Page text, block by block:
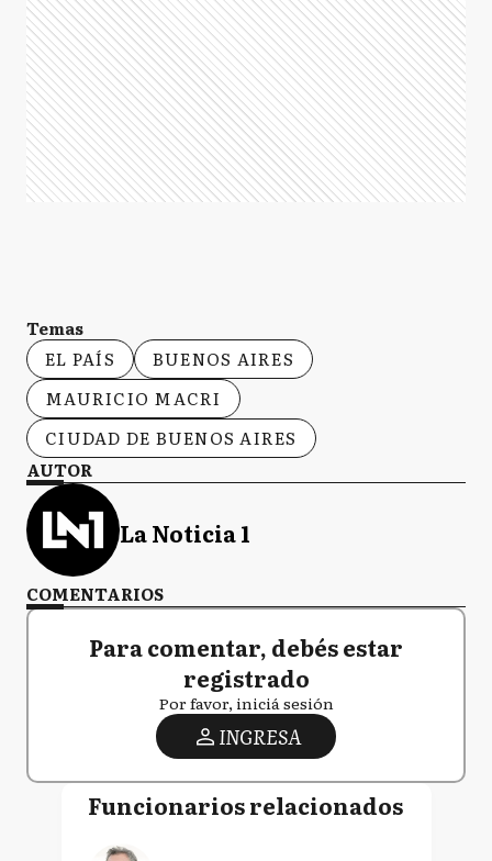
Temas
EL PAÍS
BUENOS AIRES
MAURICIO MACRI
CIUDAD DE BUENOS AIRES
AUTOR
La Noticia 1
COMENTARIOS
Para comentar, debés estar
registrado
Por favor, iniciá sesión
INGRESA
Funcionarios relacionados